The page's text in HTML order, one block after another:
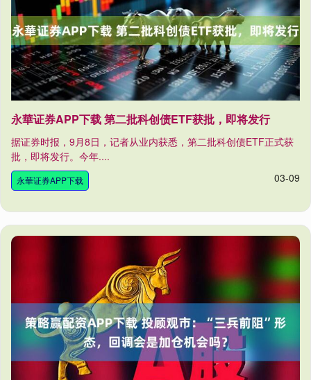
永華证券APP下载 第二批科创债ETF获批，即将发行
据证券时报，9月8日，记者从业内获悉，第二批科创债ETF正式获
批，即将发行。今年....
永華证券APP下载 03-09